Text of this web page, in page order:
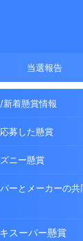
当選報告
新着懸賞情報
募した懸賞
ニー懸賞
ーとメーカーの
スーパー懸賞